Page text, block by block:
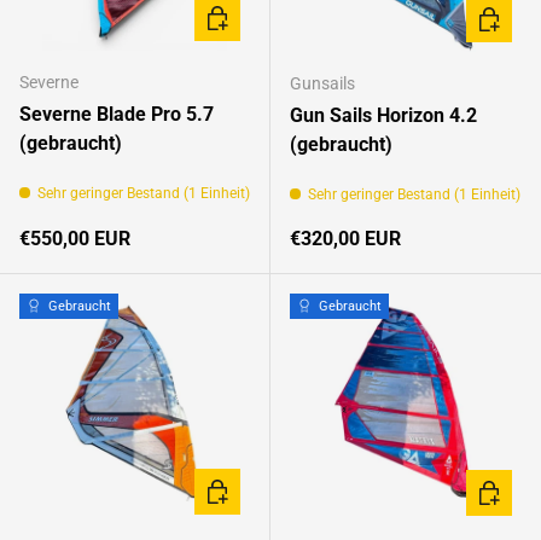
Severne
Severne Blade Pro 5.7
(gebraucht)
Sehr geringer Bestand (1 Einheit)
Normaler Preis
€550,00 EUR
OPTIONEN AUSWÄHLEN
Gunsails
Gun Sails Horizon 4.2
(gebraucht)
Sehr geringer Bestand (1 Einheit)
Normaler Preis
€320,00 EUR
Gebraucht
OPTIONEN AUSWÄHLEN
Gebraucht
IN DEN